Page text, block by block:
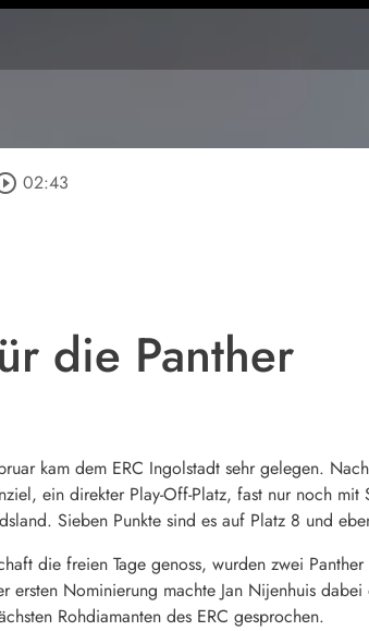
02:43
die Panther
kam dem ERC Ingolstadt sehr gelegen.
ein direkter Play-Off-Platz, fast nur noch
Sieben Punkte sind es auf Platz 8 und
die freien Tage genoss, wurden zwei
ersten Nominierung machte Jan Nijenhuis
Rohdiamanten des ERC gesprochen.